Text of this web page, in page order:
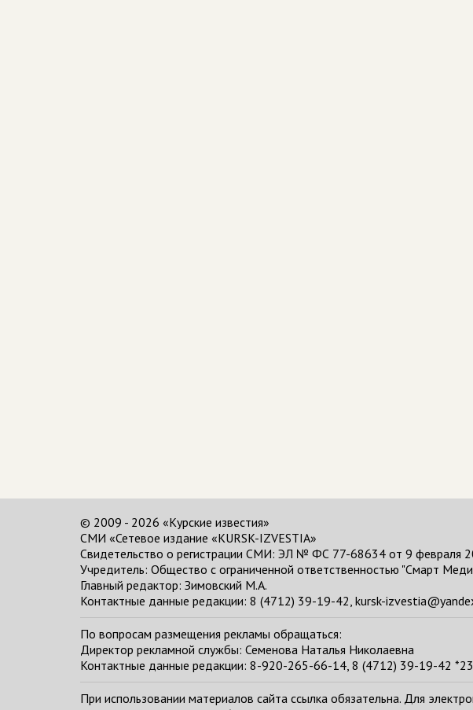
© 2009 - 2026 «Курские известия»
СМИ «Сетевое издание «KURSK-IZVESTIA»
Свидетельство о регистрации СМИ: ЭЛ № ФС 77-68634 от 9 февраля
Учредитель: Общество с ограниченной ответственностью "Смарт
Главный редактор: Зимовский М.А.
Контактные данные редакции: 8 (4712) 39-19-42, kursk-
По вопросам размещения рекламы обращаться:
Директор рекламной службы: Семенова Наталья Николаевна
Контактные данные редакции: 8-920-265-66-14, 8 (4712) 39-19-42
При использовании материалов сайта ссылка обязательна. Для